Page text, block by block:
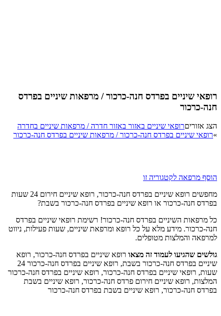
רופאי שיניים בפרדס חנה-כרכור / מרפאות שיניים בפרדס
חנה-כרכור
הצג אזוריםרופאי שיניים באזור באזור חדרה / מרפאות שיניים בחדרה
»רופאי שיניים בפרדס חנה-כרכור / מרפאות שיניים בפרדס חנה-כרכור
הוסף מרפאה לקטגוריה זו
מחפשים רופא שיניים בפרדס חנה-כרכור, רופא שיניים חירום 24 שעות
בפרדס חנה-כרכור או רופא שיניים בפרדס חנה-כרכור בשבת?
כל מרפאות השיניים בפרדס חנה-כרכור! רשימת רופאי שיניים בפרדס
חנה-כרכור. מידע מלא על כל רופא ומרפאת שיניים, שעות פעילות, ניווט
למרפאה והמלצות מטופלים.
גולשים שהגיעו לעמוד זה מצאו רופא שיניים בפרדס חנה-כרכור, רופא
שיניים בפרדס חנה-כרכור בשבת, רופא שיניים בפרדס חנה-כרכור 24
שעות, רופאי שיניים בפרדס חנה-כרכור, רופא שיניים בפרדס חנה-כרכור
המלצות, רופא שיניים חירום פרדס חנה-כרכור, רופא שיניים בשבת
בפרדס חנה-כרכור, רופא שיניים בשבת בפרדס חנה-כרכור